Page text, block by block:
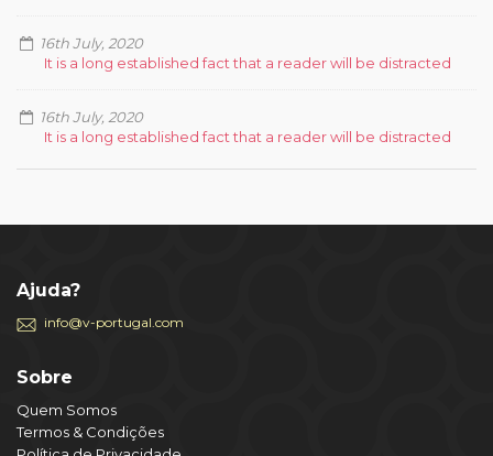
16th July, 2020
It is a long established fact that a reader will be distracted
16th July, 2020
It is a long established fact that a reader will be distracted
Ajuda?
info@v-portugal.com
Sobre
Quem Somos
Termos & Condições